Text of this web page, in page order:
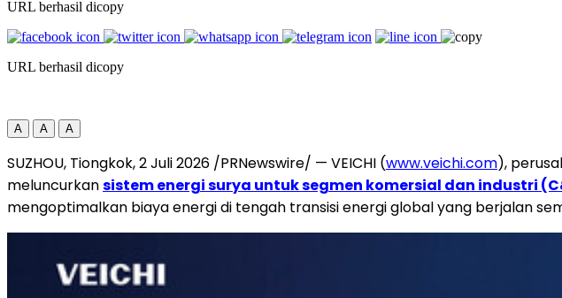
URL berhasil dicopy
URL berhasil dicopy
A A A
SUZHOU, Tiongkok, 2 Juli 2026 /PRNewswire/ — VEICHI (www.veichi.com),
meluncurkansistem energi surya untuk segmen komersial dan industri
mengoptimalkan biaya energi di tengah transisi energi global yang berjalan